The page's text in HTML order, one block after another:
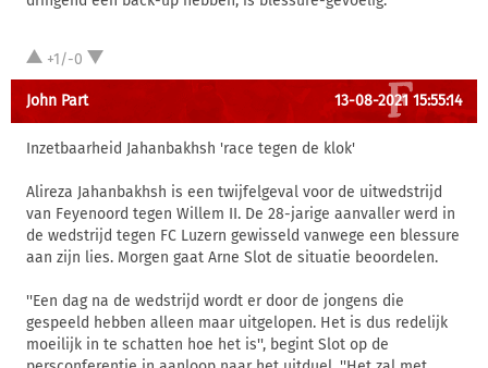
+1/-0
John Part 13-08-2021 15:55:14
Inzetbaarheid Jahanbakhsh 'race tegen de klok'
Alireza Jahanbakhsh is een twijfelgeval voor de uitwedstrijd
van Feyenoord tegen Willem II. De 28-jarige aanvaller werd in
de wedstrijd tegen FC Luzern gewisseld vanwege een blessure
aan zijn lies. Morgen gaat Arne Slot de situatie beoordelen.
''Een dag na de wedstrijd wordt er door de jongens die
gespeeld hebben alleen maar uitgelopen. Het is dus redelijk
moeilijk in te schatten hoe het is'', begint Slot op de